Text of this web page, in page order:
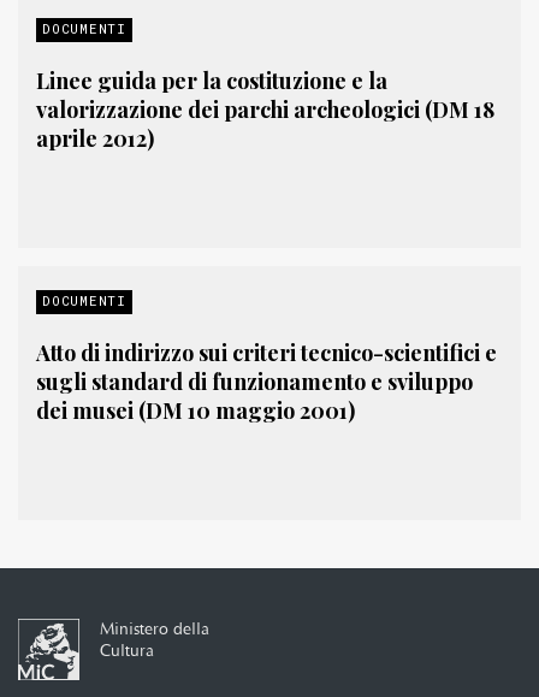
DOCUMENTI
Linee guida per la costituzione e la
valorizzazione dei parchi archeologici (DM 18
aprile 2012)
DOCUMENTI
Atto di indirizzo sui criteri tecnico-scientifici e
sugli standard di funzionamento e sviluppo
dei musei (DM 10 maggio 2001)
Ministero della
Cultura